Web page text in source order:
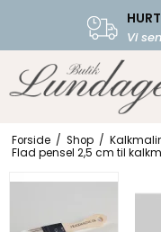
Vi
Forside / Shop /
Flad pensel 2,5 cm til